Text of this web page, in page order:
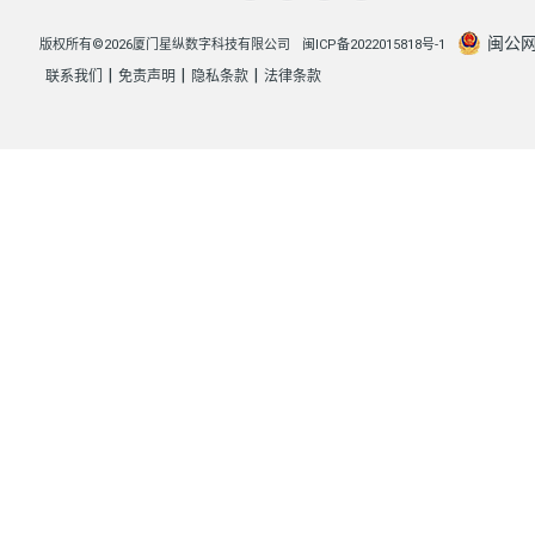
版权所有©2026厦门星纵数字科技有限公司 闽ICP备2022015818号-1 闽公
联系我们 免责声明 隐私条款 法律条款